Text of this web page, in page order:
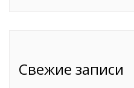
Свежие записи